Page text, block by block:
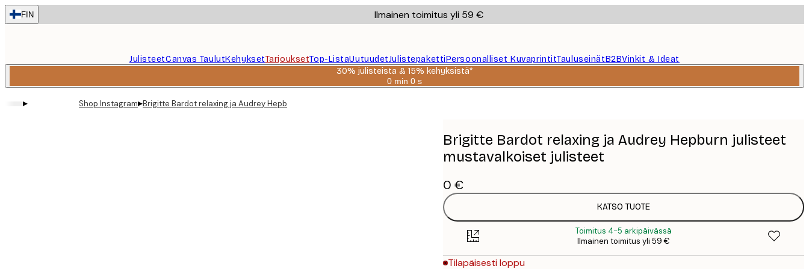
Skip
to
FIN Ilmainen toimitus yli 59 €
JulisteetCanvas TaulutKehyksetTarjouksetTop-ListaUutuudetJulistepakettiPersoonalliset KuvaprintitTauluseinätB2BVinkit & Ideat
30% julisteista & 15% kehyksistä*
0 min 0 s
Voimassa
▸ Shop Instagram▸Brigitte Bardot relaxing ja Audrey Hepburn julisteet mustavalkoiset julisteet
Brigitte Bardot relaxing ja Audrey Hepburn julisteet
mustavalkoiset julisteet
0 €
KATSO TUOTE
Toimitus 4-5 arkipäivässä
Ilmainen toimitus yli 59 €
Tilapäisesti loppu